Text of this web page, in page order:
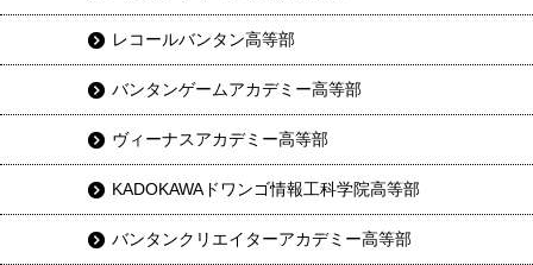
レコールバンタン高等部
バンタンゲームアカデミー高等部
ヴィーナスアカデミー高等部
KADOKAWAドワンゴ情報工科学院高等部
バンタンクリエイターアカデミー高等部